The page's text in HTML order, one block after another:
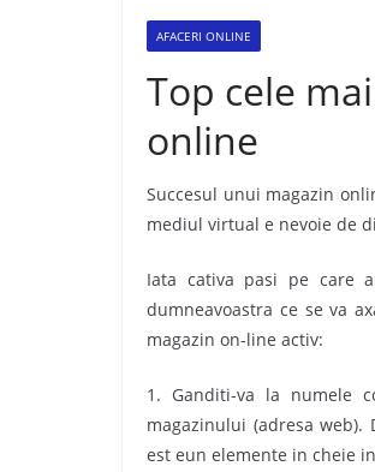
AFACERI ONLINE
Top cele
online
Succesul unui magazin
mediul virtual e nevoie de
Iata cativa pasi pe care
dumneavoastra ce se va
magazin on-line activ:
1. Ganditi-va la numele
magazinului (adresa
est eun elemente in cheie